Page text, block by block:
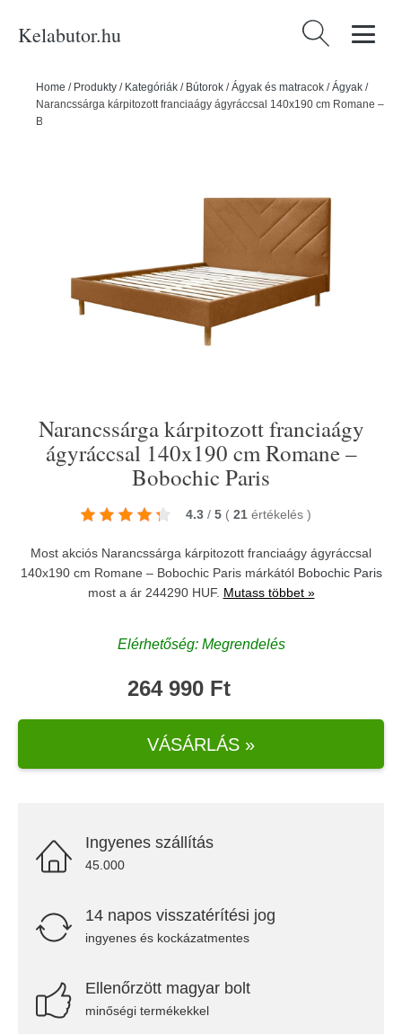
Kelabutor.hu Keresés:
Home / Produkty / Kategóriák / Bútorok /Ágyak és matracok /Ágyak /
Narancssárga kárpitozott franciaágy ágyráccsal 140x190 cm Romane –
Bobochic Paris
Narancssárga kárpitozott franciaágy
ágyráccsal 140x190 cm Romane –
Bobochic Paris
4.3 / 5 ( 21 értékelés )
Most akciós Narancssárga kárpitozott franciaágy ágyráccsal
140x190 cm Romane – Bobochic Paris márkától Bobochic Paris
most a ár 244290 HUF. Mutass többet »
Elérhetőség: Megrendelés
264 990 Ft
VÁSÁRLÁS »
Ingyenes szállítás
45.000
14 napos visszatérítési jog
ingyenes és kockázatmentes
Ellenőrzött magyar bolt
minőségi termékekkel